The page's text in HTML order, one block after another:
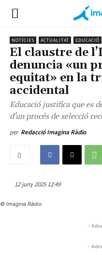
NOTÍCIES ACTUALITAT EDUCACIÓ
El claustre de
denuncia «un
equitat» en la
accidental
Educació justifica que es
d'un procés de selecció
per Redacció Imagina Ràdio
12 juny 2025 12:49
© Imagina Ràdio
-
-